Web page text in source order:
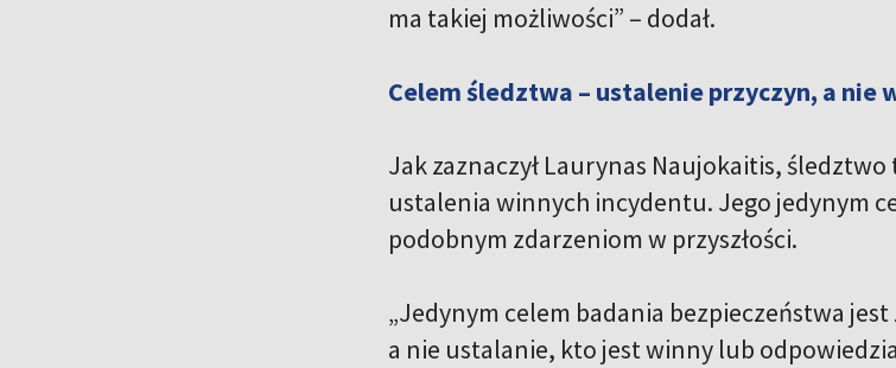
ma takiej możliwości” – dodał.
Celem śledztwa – ustalenie przyczyn, a nie
Jak zaznaczył Laurynas Naujokaitis,
ustalenia winnych incydentu. Jego jedynym
podobnym zdarzeniom w przyszłości.
„Jedynym celem badania bezpieczeństwa
a nie ustalanie, kto jest winny lub